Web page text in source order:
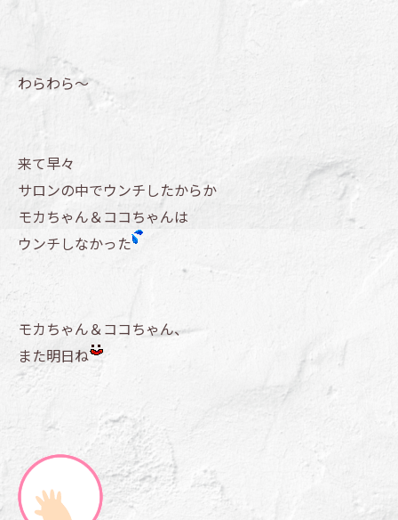
わらわら～
来て早々
サロンの中でウンチしたからか
モカちゃん＆ココちゃんは
ウンチしなかった
モカちゃん＆ココちゃん、
また明日ね